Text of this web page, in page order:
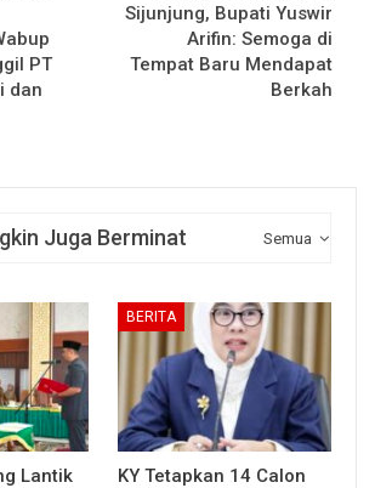
PT
dan
Sijunjung, Bupati Yuswir
Arifin: Semoga di
Tempat Baru Mendapat
Berkah
Semua
Juga Berminat
Lantik
BERITA
KY Tetapkan 14 Calon